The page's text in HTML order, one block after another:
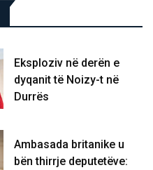
Eksploziv në derën e
dyqanit të Noizy-t në
Durrës
Ambasada britanike u
bën thirrje deputetëve: